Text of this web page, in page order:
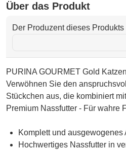
Über das Produkt
Der Produzent dieses
PURINA GOURMET Gold
Verwöhnen Sie den
Stückchen aus, die kombiniert
Premium Nassfutter - Für wahre
Komplett und
Hochwertiges Nassfutter in